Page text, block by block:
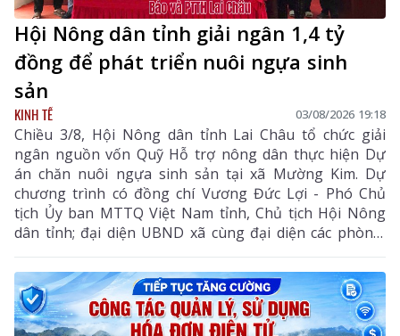
Hội Nông dân tỉnh giải ngân 1,4 tỷ
đồng để phát triển nuôi ngựa sinh
sản
KINH TẾ 03/08/2026 19:18
Chiều 3/8, Hội Nông dân tỉnh Lai Châu tổ chức giải
ngân nguồn vốn Quỹ Hỗ trợ nông dân thực hiện Dự
án chăn nuôi ngựa sinh sản tại xã Mường Kim. Dự
chương trình có đồng chí Vương Đức Lợi - Phó Chủ
tịch Ủy ban MTTQ Việt Nam tỉnh, Chủ tịch Hội Nông
dân tỉnh; đại diện UBND xã cùng đại diện các phòng,
ban chuyên môn, Hội Nông dân xã và các hội viên
tham gia dự án.